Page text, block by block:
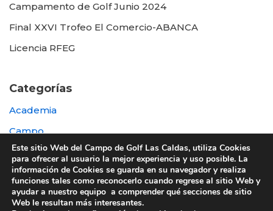
Campamento de Golf Junio 2024
Final XXVI Trofeo El Comercio-ABANCA
Licencia RFEG
Categorías
Academia
Campo
Destacada
Otras
Este sitio Web del Campo de Golf Las Caldas, utiliza Cookies
para ofrecer al usuario la mejor experiencia y uso posible. La
información de Cookies se guarda en su navegador y realiza
funciones tales como reconocerlo cuando regrese al sitio Web y
ayudar a nuestro equipo a comprender qué secciones de sitio
Web le resultan más interesantes.